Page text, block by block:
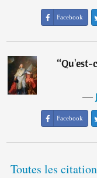
Facebook
“Qu'est-
―
Facebook
Toutes les